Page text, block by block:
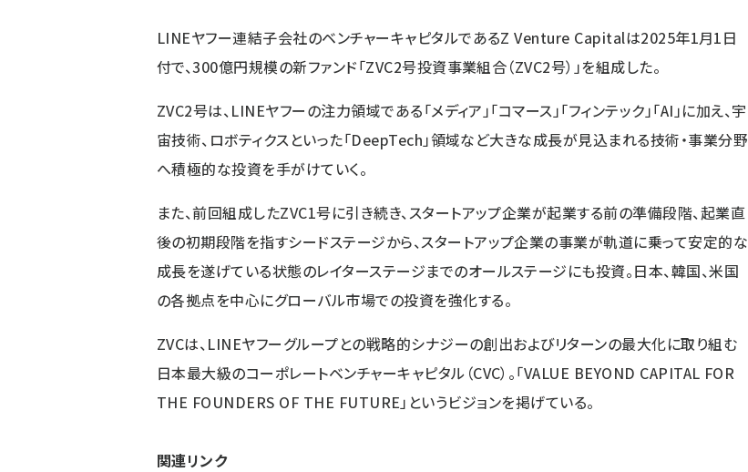
LINEヤフー連結子会社のベンチャーキャピタルであるZ Venture Capitalは2025年1月1日
付で、300億円規模の新ファンド「ZVC2号投資事業組合（ZVC2号）」を組成した。
ZVC2号は、LINEヤフーの注力領域である「メディア」「コマース」「フィンテック」「AI」に加え、宇
宙技術、ロボティクスといった「DeepTech」領域など大きな成長が見込まれる技術・事業分野
へ積極的な投資を手がけていく。
また、前回組成したZVC1号に引き続き、スタートアップ企業が起業する前の準備段階、起業直
後の初期段階を指すシードステージから、スタートアップ企業の事業が軌道に乗って安定的な
成長を遂げている状態のレイターステージまでのオールステージにも投資。日本、韓国、米国
の各拠点を中心にグローバル市場での投資を強化する。
ZVCは、LINEヤフーグループとの戦略的シナジーの創出およびリターンの最大化に取り組む
日本最大級のコーポレートベンチャーキャピタル（CVC）。「VALUE BEYOND CAPITAL FOR
THE FOUNDERS OF THE FUTURE」というビジョンを掲げている。
関連リンク